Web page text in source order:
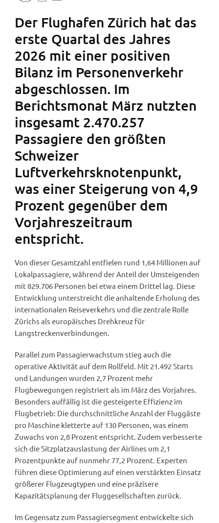
Der Flughafen Zürich hat das
erste Quartal des Jahres
2026 mit einer positiven
Bilanz im Personenverkehr
abgeschlossen. Im
Berichtsmonat März nutzten
insgesamt 2.470.257
Passagiere den größten
Schweizer
Luftverkehrsknotenpunkt,
was einer Steigerung von 4,9
Prozent gegenüber dem
Vorjahreszeitraum
entspricht.
Von dieser Gesamtzahl entfielen rund 1,64 Millionen auf
Lokalpassagiere, während der Anteil der Umsteigenden
mit 829.706 Personen bei etwa einem Drittel lag. Diese
Entwicklung unterstreicht die anhaltende Erholung des
internationalen Reiseverkehrs und die zentrale Rolle
Zürichs als europäisches Drehkreuz für
Langstreckenverbindungen.
Parallel zum Passagierwachstum stieg auch die
operative Aktivität auf dem Rollfeld. Mit 21.492 Starts
und Landungen wurden 2,7 Prozent mehr
Flugbewegungen registriert als im März des Vorjahres.
Besonders auffällig ist die gesteigerte Effizienz im
Flugbetrieb: Die durchschnittliche Anzahl der Fluggäste
pro Maschine kletterte auf 130 Personen, was einem
Zuwachs von 2,8 Prozent entspricht. Zudem verbesserte
sich die Sitzplatzauslastung der Airlines um 2,1
Prozentpunkte auf nunmehr 77,2 Prozent. Experten
führen diese Optimierung auf einen verstärkten Einsatz
größerer Flugzeugtypen und eine präzisere
Kapazitätsplanung der Fluggesellschaften zurück.
Im Gegensatz zum Passagiersegment entwickelte sich